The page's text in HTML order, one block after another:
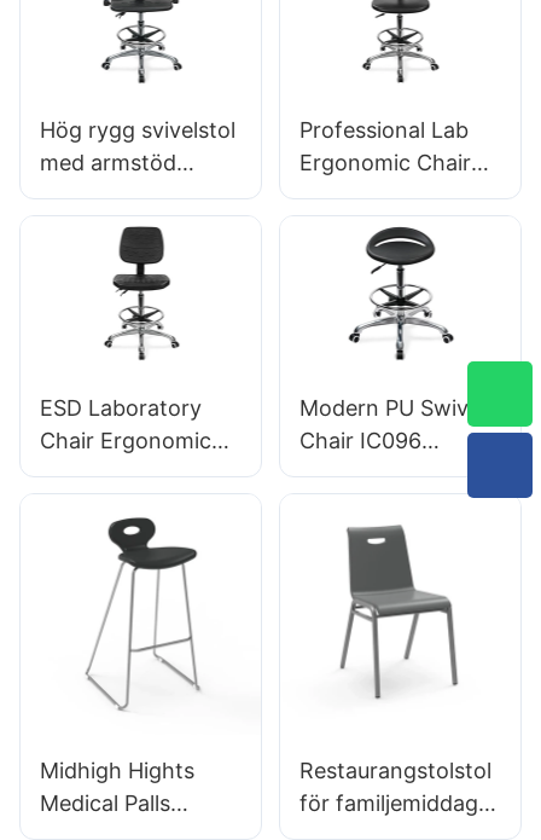
justerbar fotring &
5-stjärnig bas för
laboratorier
Hög rygg svivelstol
med armstöd
Justerbar PU-säte
IC050 LUMBAR
Support
Höjdkontroll 5-
aluminiumbas för
Professional Lab
Ergonomic Chair
Pu ryggstöd 360 °
Svivel Stabil 5-
stjärnig bas
Vetenskapligt
utformad för
laboratorium
ESD Laboratory
Chair Ergonomic
PU ryggstöddesign
aluminiumbas för
utökat labbarbete
Modern PU Swivel
Chair IC096
Höjdjustering
Justerbar fotring &
5-stjärnig bas |
Perfekt för kontor
studioanvändning
Midhigh Hights
Medical Palls
Restaurangstolstol
för familjemiddag